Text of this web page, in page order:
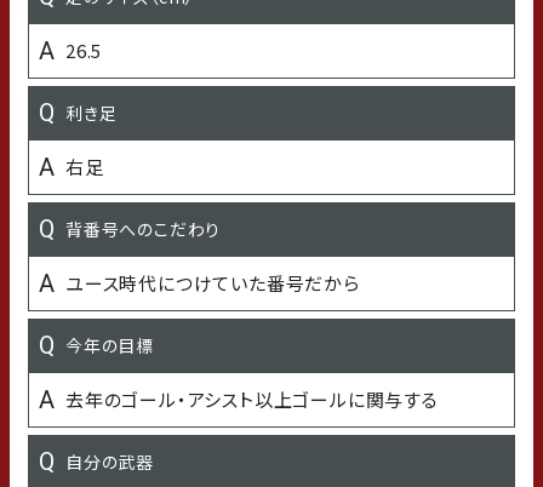
26.5
利き足
右足
背番号へのこだわり
ユース時代につけていた番号だから
今年の目標
去年のゴール・アシスト以上ゴールに関与する
自分の武器
金沢総合高等学校
法政大学